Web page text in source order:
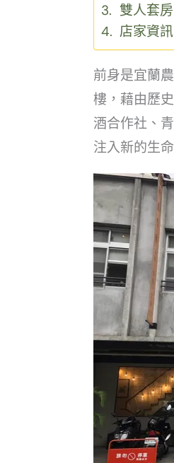
雙人套房
店家資
前身是宜蘭
樓，藉由歷
酒合作社、
注入新的生